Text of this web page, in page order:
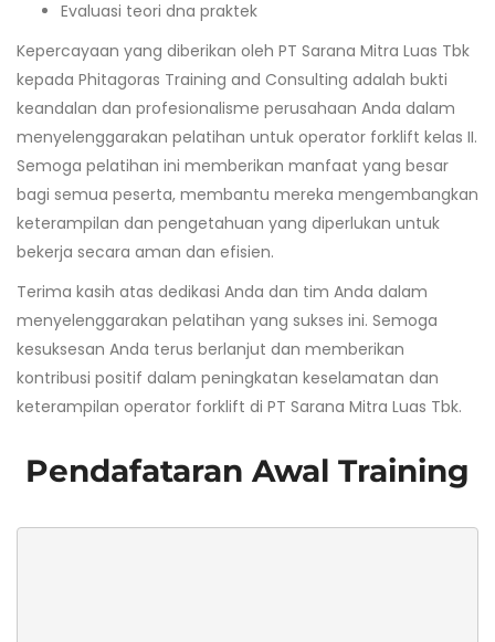
Evaluasi teori dna praktek
Kepercayaan yang diberikan oleh PT Sarana Mitra Luas Tbk
kepada Phitagoras Training and Consulting adalah bukti
keandalan dan profesionalisme perusahaan Anda dalam
menyelenggarakan pelatihan untuk operator forklift kelas II.
Semoga pelatihan ini memberikan manfaat yang besar
bagi semua peserta, membantu mereka mengembangkan
keterampilan dan pengetahuan yang diperlukan untuk
bekerja secara aman dan efisien.
Terima kasih atas dedikasi Anda dan tim Anda dalam
menyelenggarakan pelatihan yang sukses ini. Semoga
kesuksesan Anda terus berlanjut dan memberikan
kontribusi positif dalam peningkatan keselamatan dan
keterampilan operator forklift di PT Sarana Mitra Luas Tbk.
Pendafataran Awal Training